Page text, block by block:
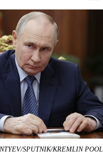
SPUTNIK/KREMLIN POOL